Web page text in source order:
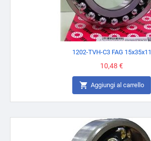
1202-TVH-C3 FAG 15x35x11
Prezzo
10,48 €
 Aggiungi al carrello